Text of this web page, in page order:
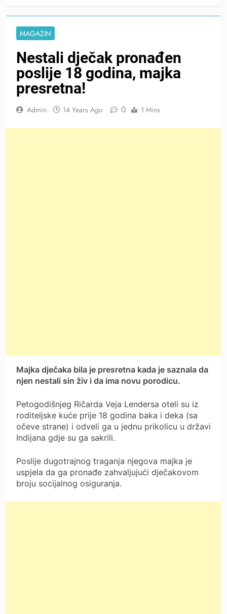
MAGAZIN
Nestali dječak pronađen
poslije 18 godina, majka
presretna!
Admin 14 Years Ago 0 1 Mins
Majka dječaka bila je presretna kada je saznala da
njen nestali sin živ i da ima novu porodicu.
Petogodišnjeg Ričarda Veja Lendersa oteli su iz
roditeljske kuće prije 18 godina baka i deka (sa
očeve strane) i odveli ga u jednu prikolicu u državi
Indijana gdje su ga sakrili.
Poslije dugotrajnog traganja njegova majka je
uspjela da ga pronađe zahvaljujući dječakovom
broju socijalnog osiguranja.